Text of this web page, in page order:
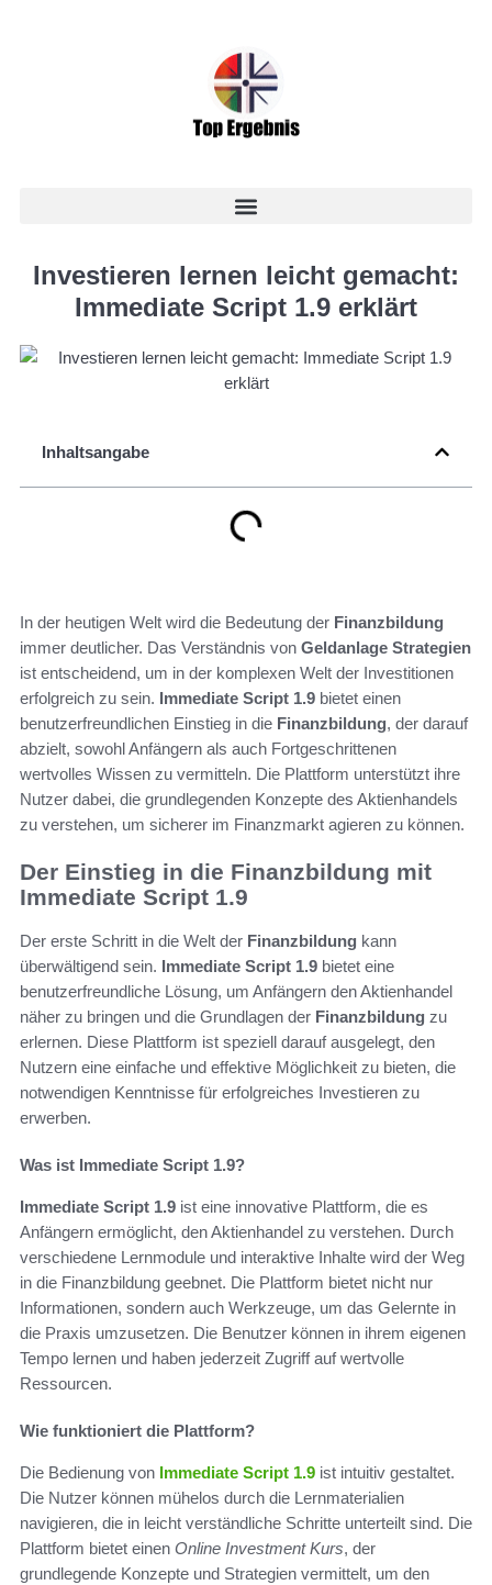
Investieren lernen leicht gemacht:
Immediate Script 1.9 erklärt
Inhaltsangabe
In der heutigen Welt wird die Bedeutung der Finanzbildung
immer deutlicher. Das Verständnis von Geldanlage Strategien
ist entscheidend, um in der komplexen Welt der Investitionen
erfolgreich zu sein. Immediate Script 1.9 bietet einen
benutzerfreundlichen Einstieg in die Finanzbildung, der darauf
abzielt, sowohl Anfängern als auch Fortgeschrittenen
wertvolles Wissen zu vermitteln. Die Plattform unterstützt ihre
Nutzer dabei, die grundlegenden Konzepte des Aktienhandels
zu verstehen, um sicherer im Finanzmarkt agieren zu können.
Der Einstieg in die Finanzbildung mit
Immediate Script 1.9
Der erste Schritt in die Welt der Finanzbildung kann
überwältigend sein. Immediate Script 1.9 bietet eine
benutzerfreundliche Lösung, um Anfängern den Aktienhandel
näher zu bringen und die Grundlagen der Finanzbildung zu
erlernen. Diese Plattform ist speziell darauf ausgelegt, den
Nutzern eine einfache und effektive Möglichkeit zu bieten, die
notwendigen Kenntnisse für erfolgreiches Investieren zu
erwerben.
Was ist Immediate Script 1.9?
Immediate Script 1.9 ist eine innovative Plattform, die es
Anfängern ermöglicht, den Aktienhandel zu verstehen. Durch
verschiedene Lernmodule und interaktive Inhalte wird der Weg
in die Finanzbildung geebnet. Die Plattform bietet nicht nur
Informationen, sondern auch Werkzeuge, um das Gelernte in
die Praxis umzusetzen. Die Benutzer können in ihrem eigenen
Tempo lernen und haben jederzeit Zugriff auf wertvolle
Ressourcen.
Wie funktioniert die Plattform?
Die Bedienung von Immediate Script 1.9 ist intuitiv gestaltet.
Die Nutzer können mühelos durch die Lernmaterialien
navigieren, die in leicht verständliche Schritte unterteilt sind. Die
Plattform bietet einen Online Investment Kurs, der
grundlegende Konzepte und Strategien vermittelt, um den